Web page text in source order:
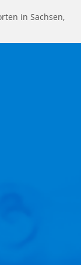
in Sachsen,